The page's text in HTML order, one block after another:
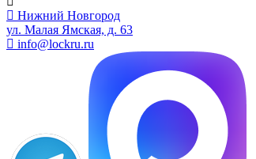
Нижний Новгород
ул. Малая Ямская, д. 63
info@lockru.ru